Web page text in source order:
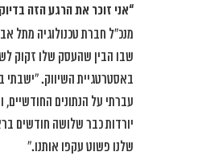
“אני זוכר את הרגע הזה
מנכ”ל חברת טכנולוגיה מתל
שבו הבין שהעסק שלו זקוק
עברתי על הנתונים החודשיים,
יורדות כבר שלושה חודשים
שלנו פשוט עקפו אותנו.”